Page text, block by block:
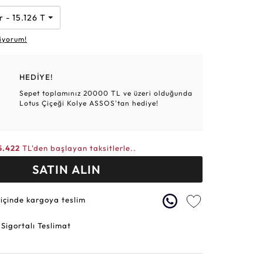
Elmas Bilezikler
Altın Tesbihler
Altın Hasır Setler
Violet
- 15.126 TL
HEDİYE!
Sepet toplamınız 20000 TL ve üzeri olduğunda
Lotus Çiçeği Kolye ASSOS'tan hediye!
TL'den başlayan taksitlerle..
SATIN ALIN
kargoya teslim
Teslimat